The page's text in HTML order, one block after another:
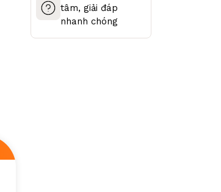
tâm, giải đáp
nhanh chóng